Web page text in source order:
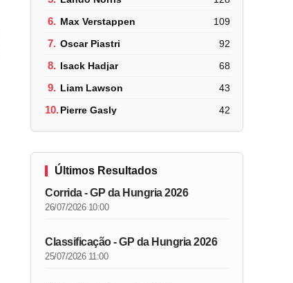
6. Max Verstappen 109
7. Oscar Piastri 92
8. Isack Hadjar 68
9. Liam Lawson 43
10.Pierre Gasly 42
Últimos Resultados
Corrida - GP da Hungria 2026
26/07/2026 10:00
Classificação - GP da Hungria 2026
25/07/2026 11:00